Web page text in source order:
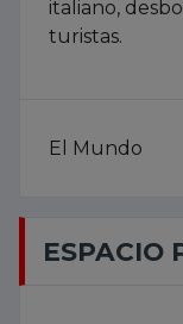
italiano,
turistas.
El Mundo
ESPACIO